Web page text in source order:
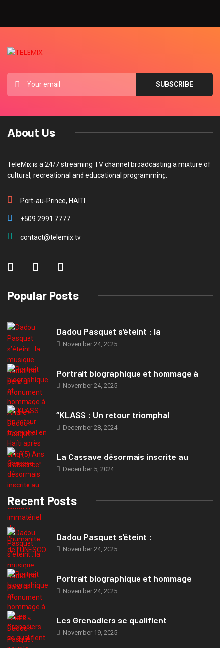
About Us
TeleMix is a 24/7 streaming TV channel broadcasting a mixture of
cultural, recreational and educational programming.
Port-au-Prince, HAITI
+509 2991 7777
contact@telemix.tv
Popular Posts
Dadou Pasquet s’éteint : la
November 24, 2025
Portrait biographique et hommage à
November 24, 2025
“KLASS : Un retour triomphal
December 28, 2024
La Cassave désormais inscrite au
December 5, 2024
Recent Posts
Dadou Pasquet s’éteint :
November 24, 2025
Portrait biographique et hommage
November 24, 2025
Les Grenadiers se qualifient
November 19, 2025